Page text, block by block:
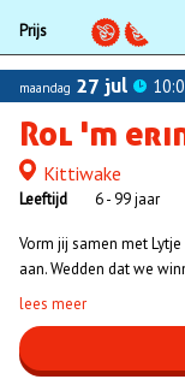
Prijs
maandag 27 jul
Rol 'm
LocatieKittiwake
Leeftijd 6 - 99 jaar
Vorm jij samen met
aan. Wedden dat we
lees meer